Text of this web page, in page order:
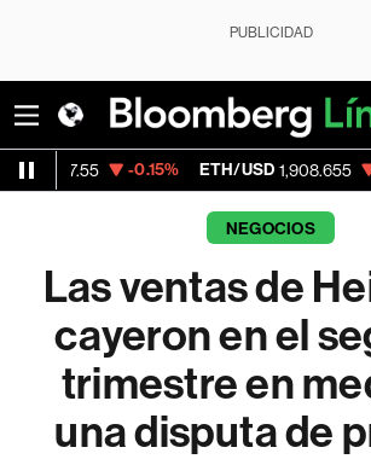
PUBLICIDAD
-0.15% ETH/USD 1,908.655 -0.37%
NEGOCIOS
Las ventas de
cayeron en el
trimestre en
una disputa de